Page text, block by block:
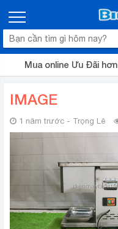
Mua online Ưu Đãi hơn
IMAGE
1 năm trước - Trọng Lê